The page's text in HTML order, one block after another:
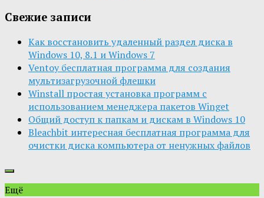
Свежие записи
Как восстановить удаленный раздел диска в
Windows 10, 8.1 и Windows 7
Ventoy бесплатная программа для создания
мультизагрузочной флешки
Winstall простая установка программ с
использованием менеджера пакетов Winget
Общий доступ к папкам и дискам в Windows 10
Bleachbit интересная бесплатная программа для
очистки диска компьютера от ненужных файлов
Ещё